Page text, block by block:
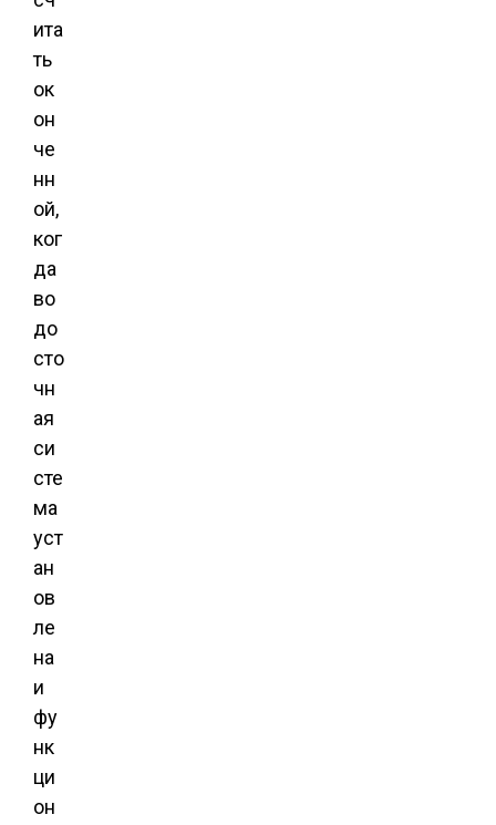
ита
ть
ок
он
че
нн
ой,
ког
да
во
до
сто
чн
ая
си
сте
ма
уст
ан
ов
ле
на
и
фу
нк
ци
он